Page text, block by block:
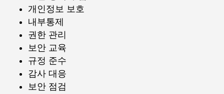
개인정보 보호
내부통제
권한 관리
보안 교육
규정 준수
감사 대응
보안 점검